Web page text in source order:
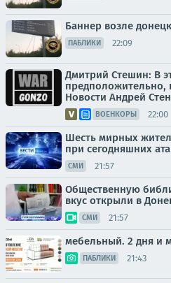
Баннер возле
ПАБЛИКИ 22:09
Дмитрий Стешин: В
Новости Андрей
ВОЕНКОРЫ 22:00
Шесть мирных
при сегодняшних
СМИ 21:57
Общественную
вкус открыли в
СМИ 21:57
мебельный. 2 дня и
ПАБЛИКИ 21:43